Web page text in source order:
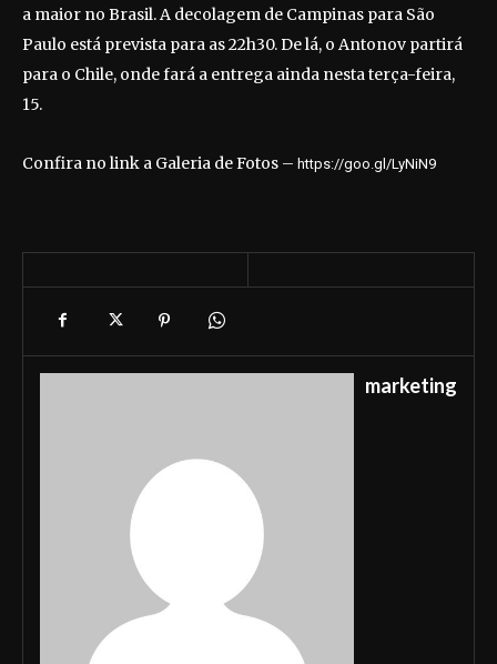
a maior no Brasil. A decolagem de Campinas para São
Paulo está prevista para as 22h30. De lá, o Antonov partirá
para o Chile, onde fará a entrega ainda nesta terça-feira,
15.
Confira no link a Galeria de Fotos – https://goo.gl/LyNiN9
marketing